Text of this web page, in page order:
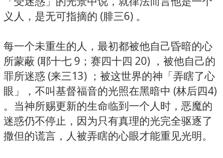
义人，是无可指摘的 (腓三6) 。
每一个未重生的人，最初都被他自己昏暗的心
所蒙蔽 (耶十七 9；赛四十四 20) ，被他自己的
罪所迷惑 (来三13) ；被这世界的神「弄瞎了心
眼」，不叫基督福音的光照在黑暗中 (林后四4)
。当神所赐更新的生命临到一个人时，恶魔的
迷惑仍不停止，因为只有真理的光完全驱逐了
撒但的谎言，人被弄瞎的心眼才能重见光明。